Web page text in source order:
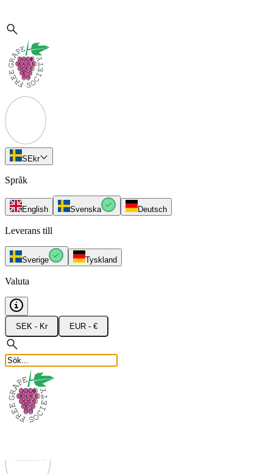
SEkr
Språk
English Svenska Deutsch
Leverans till
Sverige Tyskland
Valuta
SEK - Kr EUR - €